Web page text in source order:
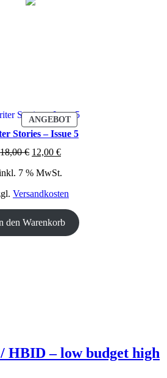
ANGEBOTPRODUKT
IM
ANGEBOT
Stories – Issue 5
18,00€ Ursprünglicher
war:
12,00 €Aktueller
ist:
7 % MwSt.
Versandkosten
den Warenkorb
HBID – low budget high